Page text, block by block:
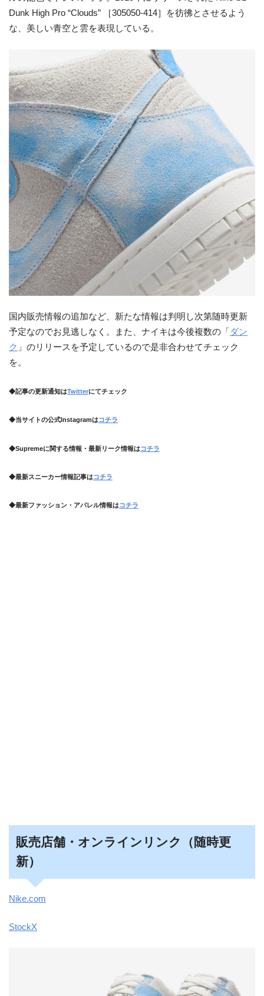
Dunk High Pro “Clouds” ［305050-414］を彷彿とさせるよう
な、美しい青空と雲を表現している。
国内販売情報の追加など、新たな情報は判明し次第随時更新
予定なのでお見逃しなく。また、ナイキは今後複数の「 ダン
ク 」のリリースを予定しているので是非合わせてチェック
を。
◆記事の更新通知はTwitterにてチェック
◆当サイトの公式Instagramはコチラ
◆Supremeに関する情報・最新リーク情報はコチラ
◆最新スニーカー情報記事はコチラ
◆最新ファッション・アパレル情報はコチラ
販売店舗・オンラインリンク（随時更
新）
Nike.com
StockX